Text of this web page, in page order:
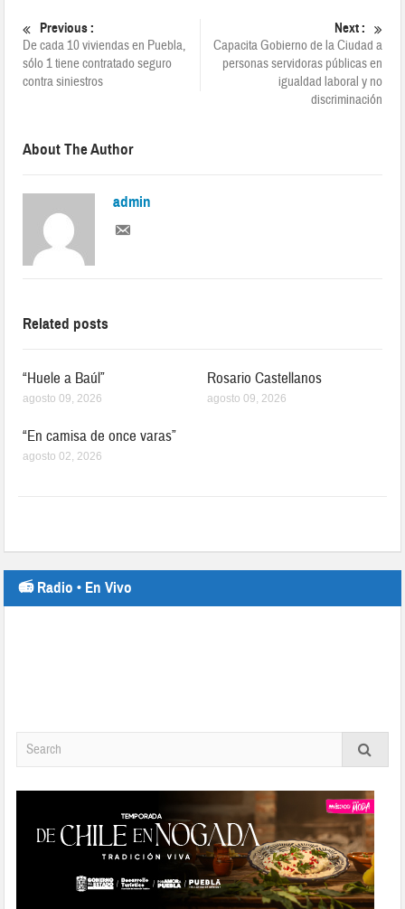
Previous :
De cada 10 viviendas en Puebla,
sólo 1 tiene contratado seguro
contra siniestros
Next :
Capacita Gobierno de la Ciudad a
personas servidoras públicas en
igualdad laboral y no
discriminación
About The Author
admin
Related posts
“Huele a Baúl”
agosto 09, 2026
Rosario Castellanos
agosto 09, 2026
“En camisa de once varas”
agosto 02, 2026
📻 Radio • En Vivo